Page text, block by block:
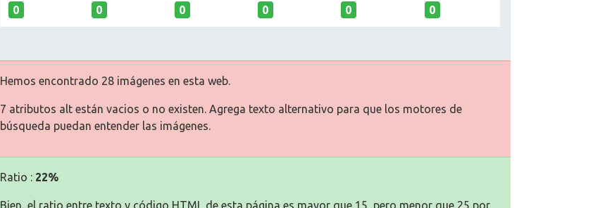
0 0 0 0 0 0
Hemos encontrado 28 imágenes en esta web.
7 atributos alt están vacios o no existen. Agrega texto alternativo para que los motores de
búsqueda puedan entender las imágenes.
Ratio : 22%
Bien, el ratio entre texto y código HTML de esta página es mayor que 15, pero menor que 25 por